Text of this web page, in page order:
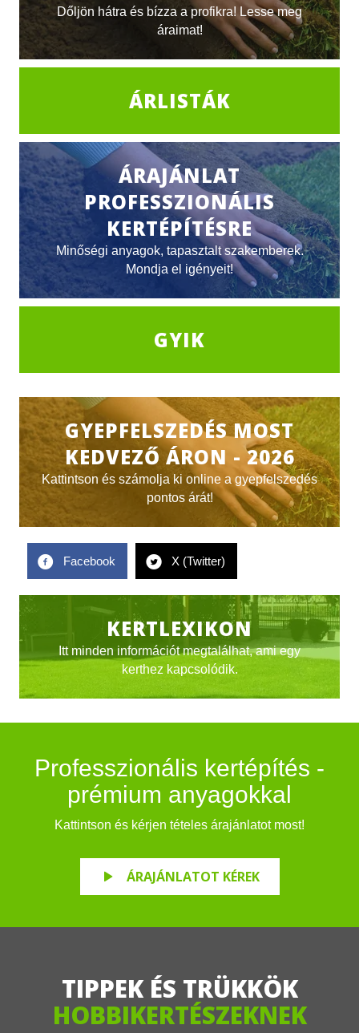
Dőljön hátra és bízza a profikra! Lesse meg
áraimat!
ÁRLISTÁK
ÁRAJÁNLAT
PROFESSZIONÁLIS
KERTÉPÍTÉSRE
Minőségi anyagok, tapasztalt szakemberek.
Mondja el igényeit!
GYIK
GYEPFELSZEDÉS MOST
KEDVEZŐ ÁRON - 2026
Kattintson és számolja ki online a gyepfelszedés
pontos árát!
Facebook X (Twitter)
KERTLEXIKON
Itt minden információt megtalálhat, ami egy
kerthez kapcsolódik.
Professzionális kertépítés -
prémium anyagokkal
Kattintson és kérjen tételes árajánlatot most!
ÁRAJÁNLATOT KÉREK
TIPPEK ÉS TRÜKKÖK
HOBBIKERTÉSZEKNEK